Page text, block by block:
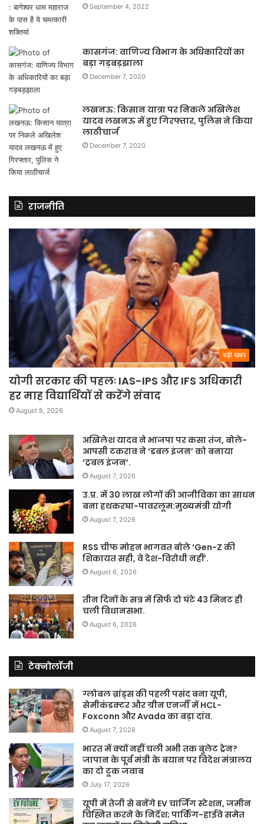
September 4, 2022
कासगंज: वाणिज्य विभाग के अधिकारियों का
बड़ा गड़बड़झाला
December 7, 2020
लखनऊ: किसान यात्रा पर निकले अखिलेश
यादव लखनऊ में हुए गिरफ्तार, पुलिस ने किया
लाठीचार्ज
December 7, 2020
राजनीति
बड़ी खबर
योगी सरकार की पहलः IAS-IPS और IFS अधिकारी
हर माह विद्यार्थियों से करेंगे संवाद
August 8, 2026
अखिलेश यादव ने भाजपा पर कसा तंज, बोले-
आपसी टकराव ने ‘डबल इंजन’ को बनाया
‘ट्रबल इंजन’.
August 7, 2026
उ.प्र. में 30 लाख लोगों की आजीविका का साधन
बना हथकरघा-पावरलूम:मुख्यमंत्री योगी
August 7, 2026
RSS चीफ मोहन भागवत बोले ‘Gen-Z की
शिकायत सही, वे देश-विरोधी नहीं’.
August 6, 2026
तीन दिनों के सत्र में सिर्फ दो घंटे 43 मिनट ही
चली विधानसभा.
August 6, 2026
टेक्नोलॉजी
ग्लोबल ब्रांड्स की पहली पसंद बना यूपी,
सेमीकंडक्टर और ग्रीन एनर्जी में HCL-
Foxconn और Avada का बड़ा दांव.
August 7, 2026
भारत में क्यों नहीं चली अभी तक बुलेट ट्रेन?
जापान के पूर्व मंत्री के बयान पर विदेश मंत्रालय
का दो टूक जवाब
July 17, 2026
यूपी में तेजी से बनेंगे EV चार्जिंग स्टेशन, जमीन
चिह्नित करने के निर्देश; पार्किंग-हाईवे समेत